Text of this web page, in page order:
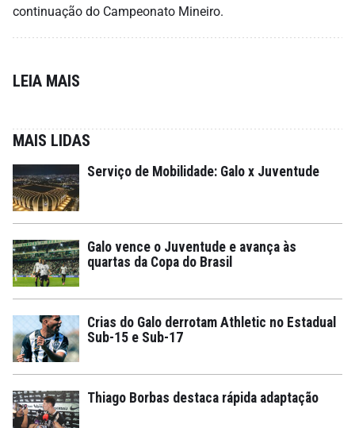
continuação do Campeonato Mineiro.
LEIA MAIS
MAIS LIDAS
Serviço de Mobilidade: Galo x Juventude
Galo vence o Juventude e avança às
quartas da Copa do Brasil
Crias do Galo derrotam Athletic no Estadual
Sub-15 e Sub-17
Thiago Borbas destaca rápida adaptação